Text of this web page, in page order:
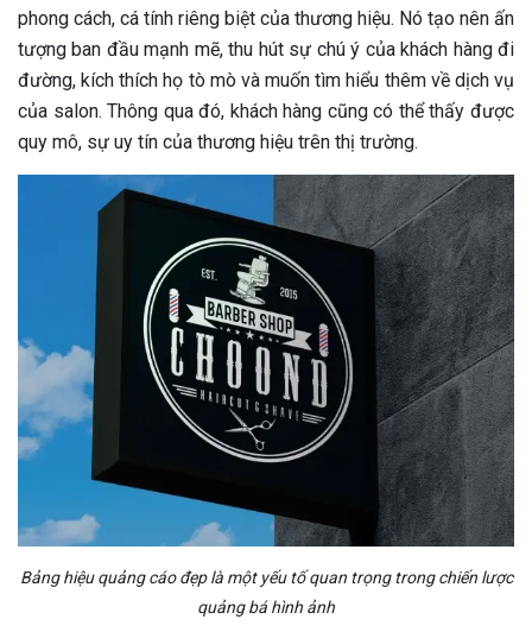
phong cách, cá tính riêng biệt của thương hiệu. Nó tạo nên ấn
tượng ban đầu mạnh mẽ, thu hút sự chú ý của khách hàng đi
đường, kích thích họ tò mò và muốn tìm hiểu thêm về dịch vụ
của salon. Thông qua đó, khách hàng cũng có thể thấy được
quy mô, sự uy tín của thương hiệu trên thị trường.
Bảng hiệu quảng cáo đẹp là một yếu tố quan trọng trong chiến lược
quảng bá hình ảnh